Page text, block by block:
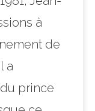
à
de
a
prince